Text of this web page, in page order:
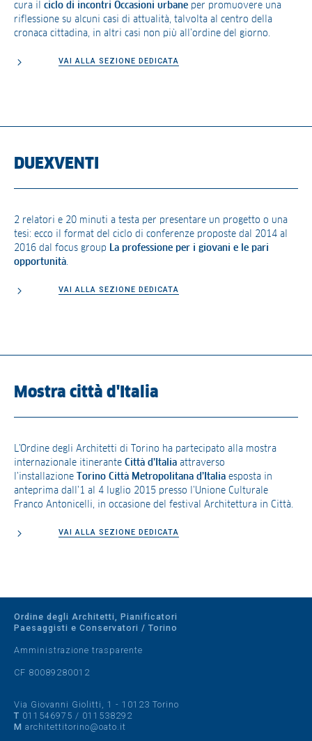
cura il ciclo di incontri Occasioni urbane per promuovere una
riflessione su alcuni casi di attualità, talvolta al centro della
cronaca cittadina, in altri casi non più all’ordine del giorno.
VAI ALLA SEZIONE DEDICATA
DUEXVENTI
2 relatori e 20 minuti a testa per presentare un progetto o una
tesi: ecco il format del ciclo di conferenze proposte dal 2014 al
2016 dal focus group La professione per i giovani e le pari
opportunità.
VAI ALLA SEZIONE DEDICATA
Mostra città d'Italia
L’Ordine degli Architetti di Torino ha partecipato alla mostra
internazionale itinerante Città d’Italia attraverso
l’installazione
Torino Città Metropolitana d’Italia esposta in
anteprima dall’1 al 4 luglio 2015 presso l’Unione Culturale
Franco Antonicelli, in occasione del festival Architettura in Città.
VAI ALLA SEZIONE DEDICATA
Ordine degli Architetti, Pianificatori
Paesaggisti e Conservatori / Torino
Amministrazione trasparente
CF 80089280012
Via Giovanni Giolitti, 1 - 10123 Torino
T 011546975 / 011538292
M architettitorino@oato.it